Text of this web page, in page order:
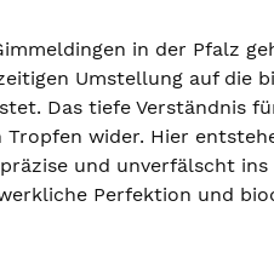
in der Pfalz
Umstellung auf die
Das tiefe Verständnis
wider. Hier
und unverfälscht
Perfektion und